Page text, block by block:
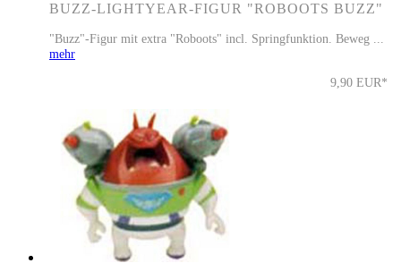
BUZZ-LIGHTYEAR-FIGUR "ROBOOTS BUZZ"
"Buzz"-Figur mit extra "Roboots" incl. Springfunktion. Beweg ...
mehr
9,90 EUR*